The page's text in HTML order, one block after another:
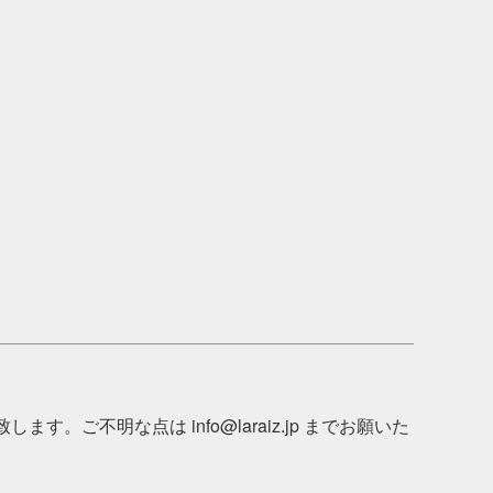
ます。ご不明な点は info@laraiz.jp までお願いた